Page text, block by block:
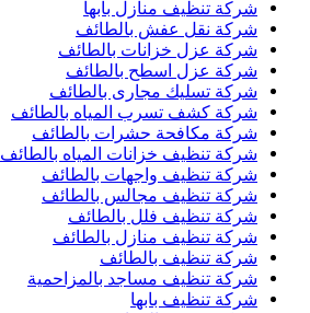
شركة تنظيف منازل بابها
شركة نقل عفش بالطائف
شركة عزل خزانات بالطائف
شركة عزل اسطح بالطائف
شركة تسليك مجارى بالطائف
شركة كشف تسرب المياه بالطائف
شركة مكافحة حشرات بالطائف
شركة تنظيف خزانات المياه بالطائف
شركة تنظيف واجهات بالطائف
شركة تنظيف مجالس بالطائف
شركة تنظيف فلل بالطائف
شركة تنظيف منازل بالطائف
شركة تنظيف بالطائف
شركة تنظيف مساجد بالمزاحمية
شركة تنظيف بابها